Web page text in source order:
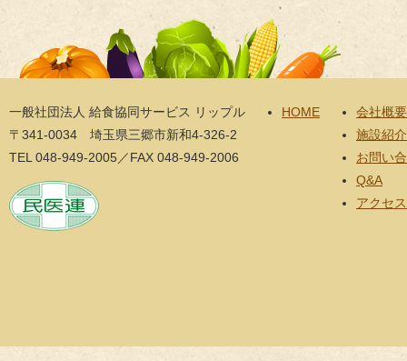
一般社団法人 給食協同サービス リップル
〒341-0034 埼玉県三郷市新和4-326-2
TEL 048-949-2005／FAX 048-949-2006
HOME
会社概要
施設紹介
お問い
Q&A
アクセス